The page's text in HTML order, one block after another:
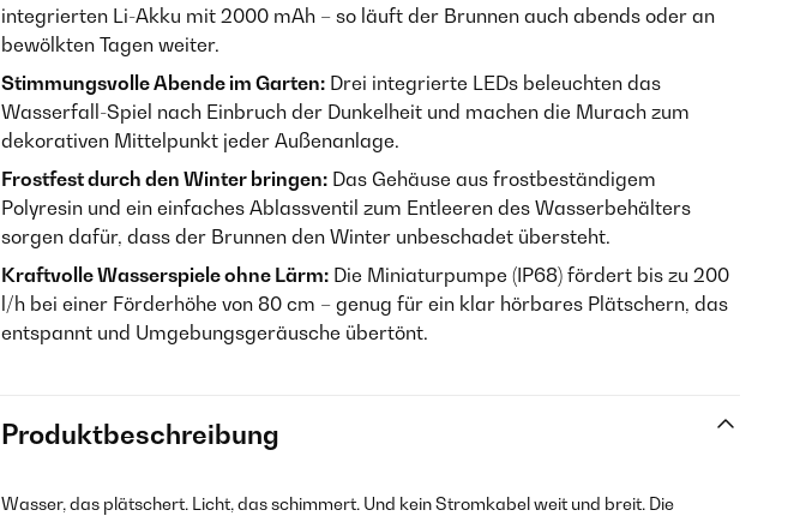
integrierten Li-Akku mit 2000 mAh – so läuft der Brunnen auch abends oder an
bewölkten Tagen weiter.
Stimmungsvolle Abende im Garten: Drei integrierte LEDs beleuchten das
Wasserfall-Spiel nach Einbruch der Dunkelheit und machen die Murach zum
dekorativen Mittelpunkt jeder Außenanlage.
Frostfest durch den Winter bringen: Das Gehäuse aus frostbeständigem
Polyresin und ein einfaches Ablassventil zum Entleeren des Wasserbehälters
sorgen dafür, dass der Brunnen den Winter unbeschadet übersteht.
Kraftvolle Wasserspiele ohne Lärm: Die Miniaturpumpe (IP68) fördert bis zu 200
l/h bei einer Förderhöhe von 80 cm – genug für ein klar hörbares Plätschern, das
entspannt und Umgebungsgeräusche übertönt.
Produktbeschreibung
Wasser, das plätschert. Licht, das schimmert. Und kein Stromkabel weit und breit. Die